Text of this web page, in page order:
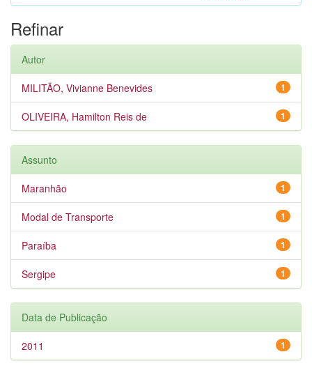
Refinar
Autor
1
MILITÃO, Vivianne Benevides
1
OLIVEIRA, Hamilton Reis de
Assunto
1
Maranhão
1
Modal de Transporte
1
Paraíba
1
Sergipe
Data de Publicação
1
2011